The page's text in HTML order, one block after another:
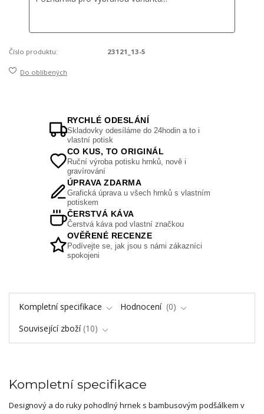
Číslo produktu: 23121_13-5
Do oblíbených
RYCHLÉ ODESLÁNÍ
Skladovky odesíláme do 24hodin a to i
vlastní potisk
CO KUS, TO ORIGINÁL
Ruční výroba potisku hrnků, nově i
gravírování
ÚPRAVA ZDARMA
Grafická úprava u všech hrnků s vlastním
potiskem
ČERSTVÁ KÁVA
Čerstvá káva pod vlastní značkou
OVĚŘENÉ RECENZE
Podívejte se, jak jsou s námi zákazníci
spokojeni
Kompletní specifikace Hodnocení
0
Související zboží 10
Kompletní specifikace
Designový a do ruky pohodlný hrnek s bambusovým podšálkem v